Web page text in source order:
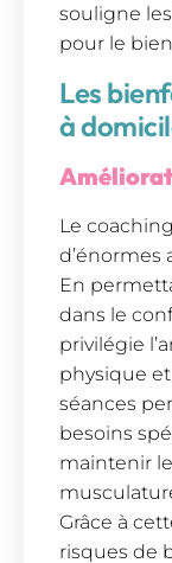
souligne
pour le
Les
à
Le
d’énormes
En
dans le
privilégie
physique
séances
besoins
maintenir
Grâce à
risques de